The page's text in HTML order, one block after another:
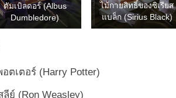
ดัมเบิลดอร์ (Albus
Dumbledore)
ไม้กายสิทธิ์ของซิเรียส
แบล็ก (Sirius Black)
ตเตอร์ (Harry Potter)
ย์ (Ron Weasley)